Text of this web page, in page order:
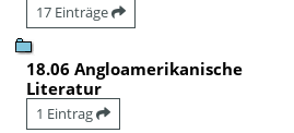
17 Einträge
18.06 Angloamerikanische
Literatur
1 Eintrag